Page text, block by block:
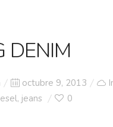
DENIM
Posted
on
octubre 9, 2013
, jeans 0